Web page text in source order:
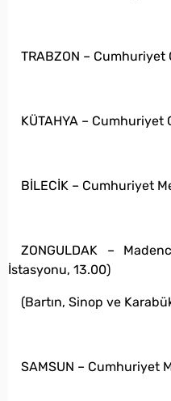
TRABZON – Cumhuriyet
KÜTAHYA – Cumhuriyet
BİLECİK – Cumhuriyet
ZONGULDAK –
İstasyonu, 13.00)
(Bartın, Sinop ve
SAMSUN – Cumhuriyet